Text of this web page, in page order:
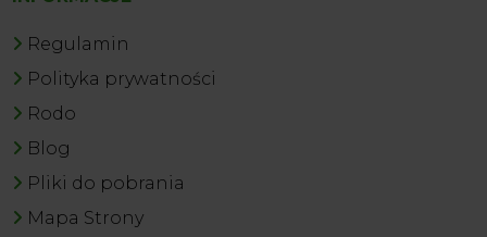
Regulamin
Polityka prywatności
Rodo
Blog
Pliki do pobrania
Mapa Strony